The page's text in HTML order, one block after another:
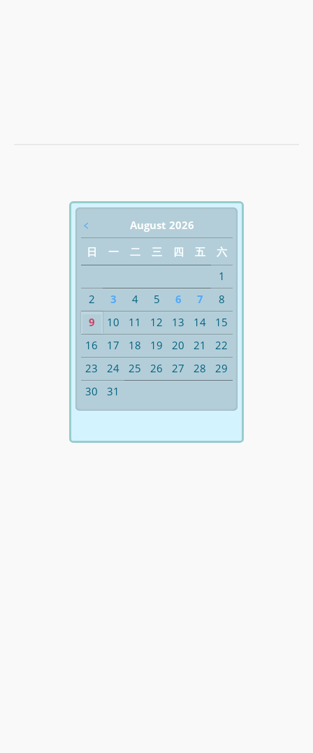
August 2026
﹤
日
一 二 三 四 五
六
1
2
3 4 5 6 7
8
9
10 11 12 13 14
15
16
17 18 19 20 21
22
23
24 25 26 27 28
29
30
31